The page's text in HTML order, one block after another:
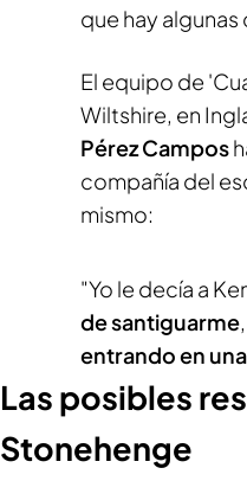
que hay
El equipo de
Wiltshire, en
Pérez Campos
compañía del
mismo:
"Yo le decía a
de santiguarme
entrando en
Las posibles
Stonehenge